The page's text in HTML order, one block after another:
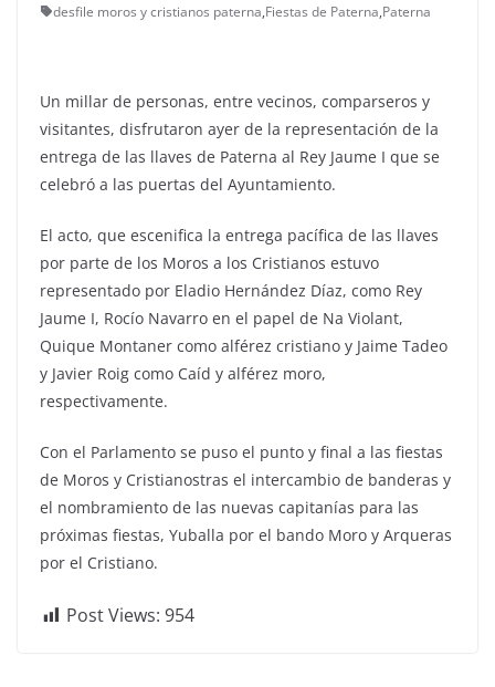
desfile moros y cristianos paterna,Fiestas de Paterna,Paterna
Un millar de personas, entre vecinos, comparseros y
visitantes, disfrutaron ayer de la representación de la
entrega de las llaves de Paterna al Rey Jaume I que se
celebró a las puertas del Ayuntamiento.
El acto, que escenifica la entrega pacífica de las llaves
por parte de los Moros a los Cristianos estuvo
representado por Eladio Hernández Díaz, como Rey
Jaume I, Rocío Navarro en el papel de Na Violant,
Quique Montaner como alférez cristiano y Jaime Tadeo
y Javier Roig como Caíd y alférez moro,
respectivamente.
Con el Parlamento se puso el punto y final a las fiestas
de Moros y Cristianostras el intercambio de banderas y
el nombramiento de las nuevas capitanías para las
próximas fiestas, Yuballa por el bando Moro y Arqueras
por el Cristiano.
Post Views: 954